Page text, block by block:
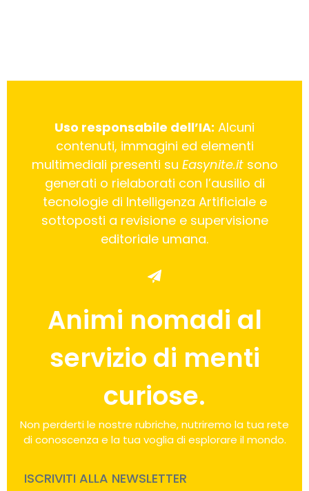
Uso responsabile dell’IA: Alcuni
contenuti, immagini ed elementi
multimediali presenti su Easynite.itsono
generati o rielaborati con l’ausilio di
tecnologie di Intelligenza Artificiale e
sottoposti a revisione e supervisione
editoriale umana.
Animi nomadi al
servizio di menti
curiose.
Non perderti le nostre rubriche, nutriremo la tua rete
di conoscenza e la tua voglia di esplorare il mondo.
ISCRIVITI ALLA NEWSLETTER